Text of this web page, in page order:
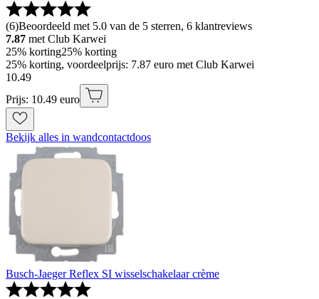
(6)Beoordeeld met 5.0 van de 5 sterren, 6 klantreviews
7.87 met Club Karwei
25% korting25% korting
25% korting, voordeelprijs: 7.87 euro met Club Karwei
10.49
Prijs: 10.49 euro
Bekijk alles in wandcontactdoos
Busch-Jaeger Reflex SI wisselschakelaar crème